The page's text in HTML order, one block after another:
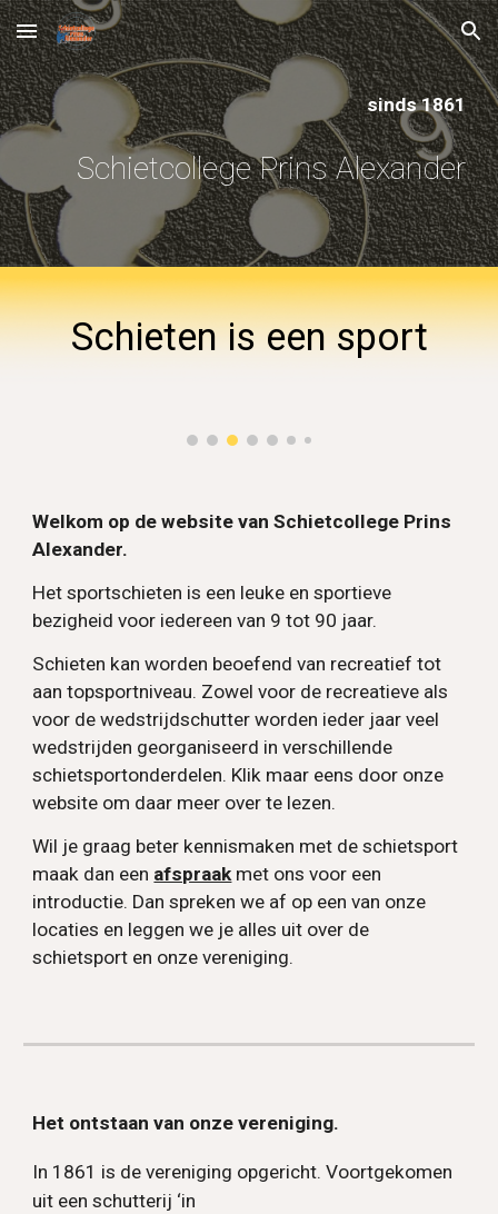
Skip to main content Skip to navigation
sinds 1861
Schietcollege Prins Alexander
Schieten is een sport
Welkom op de website van Schietcollege Prins
Alexander.
Het sportschieten is een leuke en sportieve
bezigheid voor iedereen van 9 tot 90 jaar.
Schieten kan worden beoefend van recreatief tot
aan topsportniveau. Zowel voor de recreatieve als
voor de wedstrijdschutter worden ieder jaar veel
wedstrijden georganiseerd in verschillende
schietsportonderdelen. Klik maar eens door onze
website om daar meer over te lezen.
Wil je graag beter kennismaken met de schietsport
maak dan een afspraakmet ons voor een
introductie. Dan spreken we af op een van onze
locaties en leggen we je alles uit over de
schietsport en onze vereniging.
Het ontstaan van onze vereniging.
In 1861 is de vereniging opgericht. Voortgekomen
uit een schutterij ‘in